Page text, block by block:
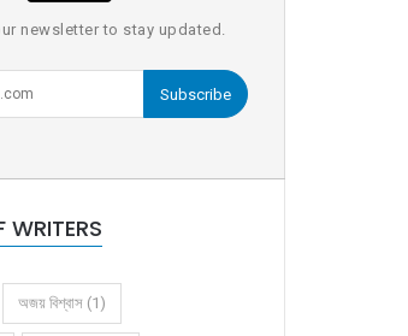
newsletter to stay updated.
Subscribe
WRITERS
অজয় বিশ্বাস (1)